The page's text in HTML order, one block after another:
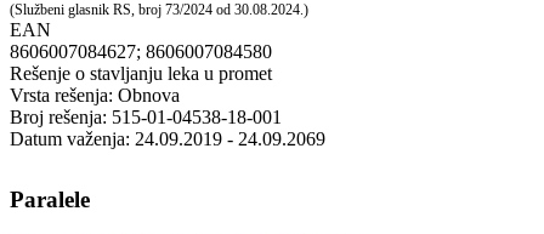
(Službeni glasnik RS, broj 73/2024 od 30.08.2024.)
EAN
8606007084627; 8606007084580
Rešenje o stavljanju leka u promet
Vrsta rešenja: Obnova
Broj rešenja: 515-01-04538-18-001
Datum važenja: 24.09.2019 - 24.09.2069
Paralele